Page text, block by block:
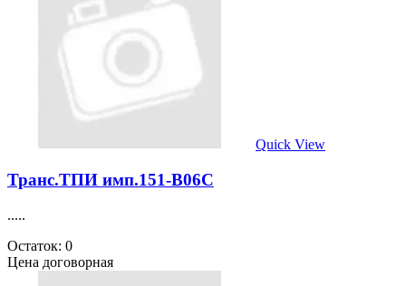
Quick View
Транс.ТПИ имп.151-B06C
.....
Остаток: 0
Цена договорная